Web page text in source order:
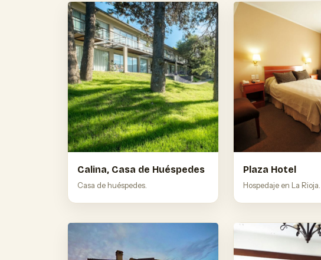
Calina, Casa de Huéspedes
Casa de huéspedes.
Plaza Hotel
Hospedaje en La Rioja.